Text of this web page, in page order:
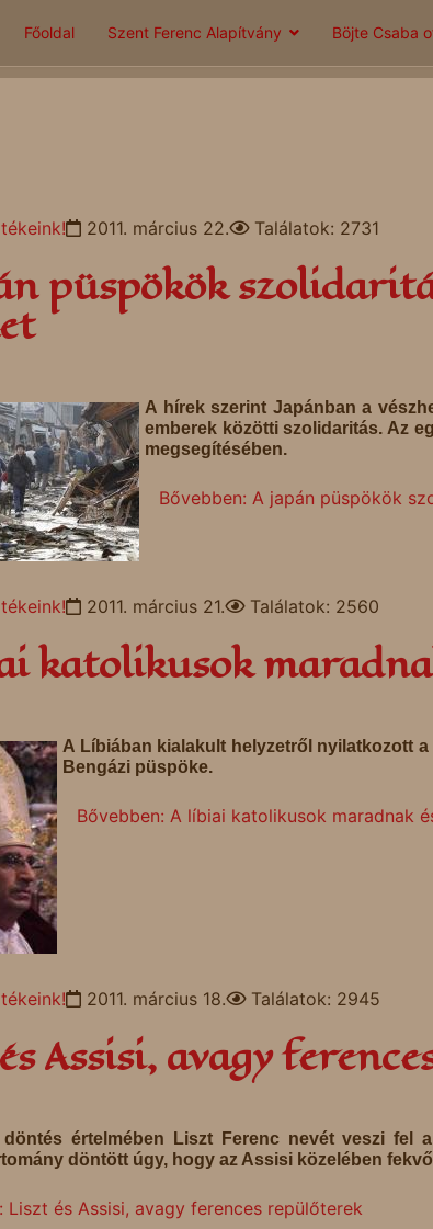
Főoldal Szent Ferenc Alapítvány Böjte Csaba
2011. március 22. Találatok: 2731
püspökök
A hírek szerint Japánban a
emberek közötti szolidaritás. Az
megsegítésében.
Bővebben: A japán püspökök
2011. március 21. Találatok: 2560
katolikusok
A Líbiában kialakult helyzetről nyilatkozott
Bengázi püspöke.
Bővebben: A líbiai katolikusok maradnak
2011. március 18. Találatok: 2945
Assisi, avagy
értelmében Liszt Ferenc nevét veszi fel
döntött úgy, hogy az Assisi közelében
Liszt és Assisi, avagy ferences repülőterek